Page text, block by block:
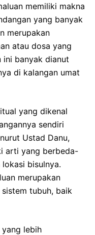
memiliki makna
yang banyak
merupakan
atau dosa yang
ini banyak dianut
di kalangan umat
yang dikenal
sendiri
Ustad Danu,
arti yang berbeda-
bisulnya.
merupakan
tubuh, baik
yang lebih